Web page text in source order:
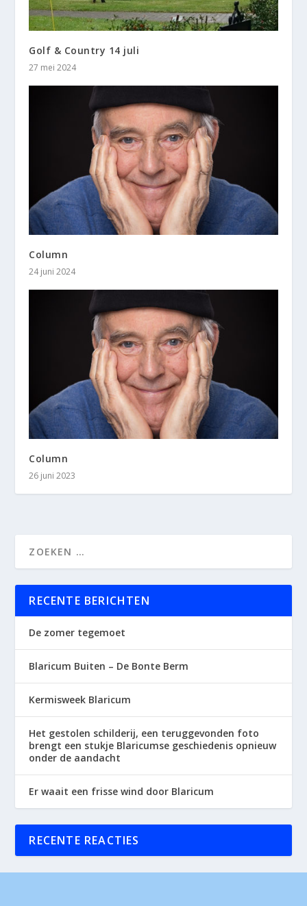
Golf & Country 14 juli
27 mei 2024
Column
24 juni 2024
Column
26 juni 2023
RECENTE BERICHTEN
De zomer tegemoet
Blaricum Buiten – De Bonte Berm
Kermisweek Blaricum
Het gestolen schilderij, een teruggevonden foto
brengt een stukje Blaricumse geschiedenis opnieuw
onder de aandacht
Er waait een frisse wind door Blaricum
RECENTE REACTIES